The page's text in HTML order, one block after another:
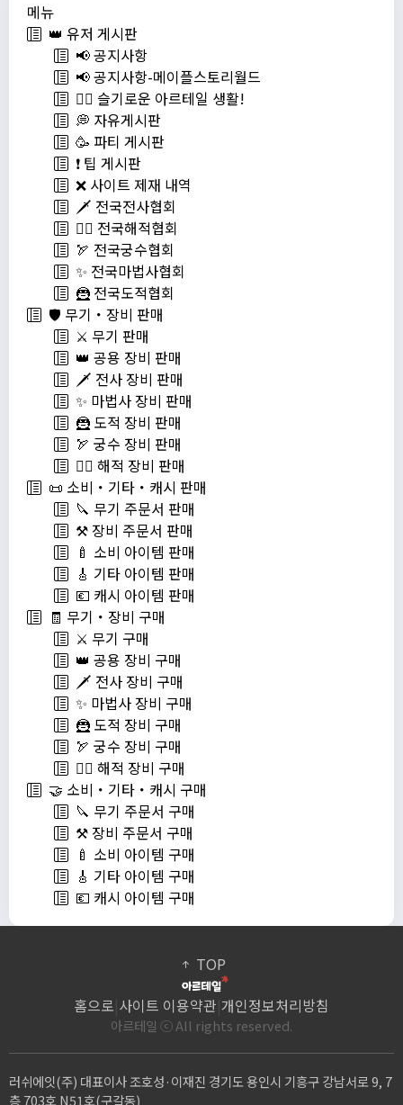
메뉴
👑 유저 게시판
📢 공지사항
📢 공지사항-메이플스토리월드
💁‍♂ 슬기로운 아르테일 생활!
💭 자유게시판
🥳 파티 게시판
❗️ 팁 게시판
❌ 사이트 제재 내역
🗡️ 전국전사협회
🏴‍☠️ 전국해적협회
🏹 전국궁수협회
✨ 전국마법사협회
🦹 전국도적협회
🛡️ 무기・장비 판매
⚔️ 무기 판매
👑 공용 장비 판매
🗡️ 전사 장비 판매
✨ 마법사 장비 판매
🦹 도적 장비 판매
🏹 궁수 장비 판매
🏴‍☠️ 해적 장비 판매
📜 소비・기타・캐시 판매
🔪 무기 주문서 판매
⚒️ 장비 주문서 판매
🍼 소비 아이템 판매
🎸 기타 아이템 판매
💶 캐시 아이템 판매
🧾 무기・장비 구매
⚔️ 무기 구매
👑 공용 장비 구매
🗡️ 전사 장비 구매
✨ 마법사 장비 구매
🦹 도적 장비 구매
🏹 궁수 장비 구매
🏴‍☠️ 해적 장비 구매
🤝 소비・기타・캐시 구매
🔪 무기 주문서 구매
⚒️ 장비 주문서 구매
🍼 소비 아이템 구매
🎸 기타 아이템 구매
💶 캐시 아이템 구매
TOP
홈으로 사이트 이용약관 개인정보처리방침
아르테일 ⓒ All rights reserved.
러쉬에잇(주) 대표이사 조호성·이재진 경기도 용인시 기흥구 강남서로 9, 7
층 703호 N51호(구갈동)